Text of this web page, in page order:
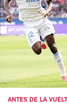
ANTES DE LA